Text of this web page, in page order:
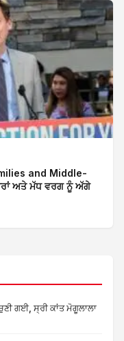
and Middle-
ਅਤੇ ਮੱਧ ਵਰਗ ਨੂੰ ਅੱਗੇ
ਗਈ, ਸ੍ਰੀ ਕਾਂਤ ਮੋਗੂਲਾਲਾ